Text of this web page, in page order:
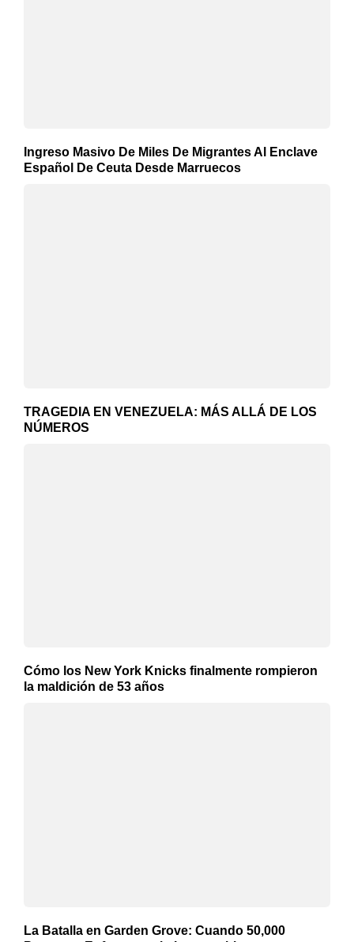
Ingreso Masivo De Miles De Migrantes Al Enclave
Español De Ceuta Desde Marruecos
TRAGEDIA EN VENEZUELA: MÁS ALLÁ DE LOS
NÚMEROS
Cómo los New York Knicks finalmente rompieron
la maldición de 53 años
La Batalla en Garden Grove: Cuando 50,000